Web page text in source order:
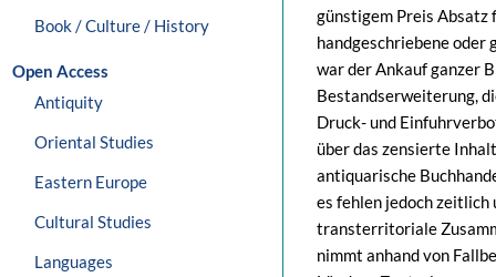
Book / Culture / History
Open Access
Antiquity
Oriental Studies
Eastern Europe
Cultural Studies
Languages
günstigem Preis Absatz
handgeschriebene oder
war der Ankauf ganzer
Bestandserweiterung,
Druck- und
über das zensierte
antiquarische
es fehlen jedoch zeitlich
transterritoriale
nimmt anhand von